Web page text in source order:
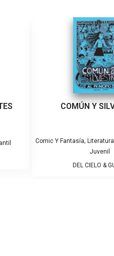
COMÚN Y
Comic Y Fantasía,
Juvenil
DEL CIELO &